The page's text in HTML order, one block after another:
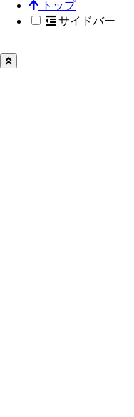
トップ
サイドバー